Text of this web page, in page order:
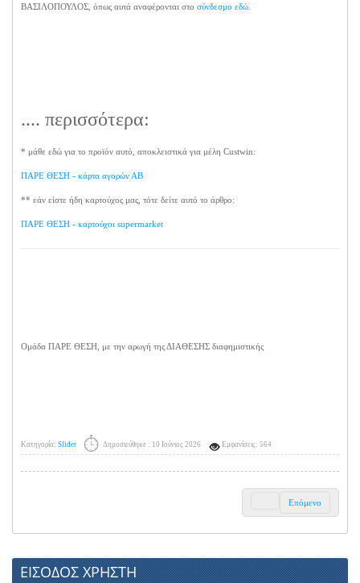
ΒΑΣΙΛΟΠΟΥΛΟΣ, όπως αυτά αναφέρονται στο σύνδεσμο εδώ
.... περισσότερα:
* μάθε εδώ για το προϊόν αυτό, αποκλειστικά για μέλη Custwin:
ΠΑΡΕ ΘΕΣΗ - κάρτα αγορών ΑΒ
** εάν είστε ήδη καρτούχος μας, τότε δείτε αυτό το άρθρο:
ΠΑΡΕ ΘΕΣΗ - καρτούχοι supermarket
Ομάδα ΠΑΡΕ ΘΕΣΗ, με την αρωγή της ΔΙΑΘΕΣΗΣ διαφημιστικής
Κατηγορία: Slider Δημοσιεύθηκε : 10 Ιούνιος 2026 Εμφανίσεις: 564
Επόμενο
ΕΙΣΟΔΟΣ ΧΡΗΣΤΗ